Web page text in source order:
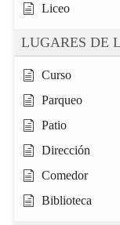
Liceo
LUGARES DE
Curso
Parqueo
Patio
Dirección
Comedor
Biblioteca